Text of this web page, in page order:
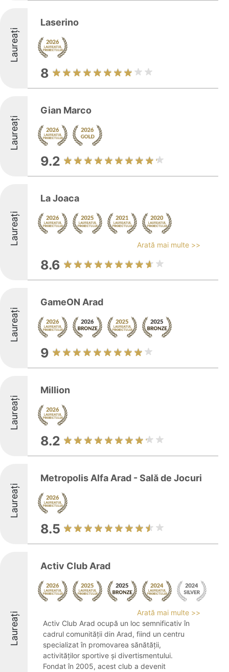
Laureați
Laserino
8
Laureați
Gian Marco
9.2
Laureați
La Joaca
Arată mai multe >>
8.6
Laureați
GameON Arad
9
Laureați
Million
8.2
Laureați
Metropolis Alfa Arad - Sală de Jocuri
8.5
Laureați
Activ Club Arad
Arată mai multe >>
Activ Club Arad ocupă un loc semnificativ în
cadrul comunității din Arad, fiind un centru
specializat în promovarea sănătății,
activităților sportive și divertismentului.
Fondat în 2005, acest club a devenit